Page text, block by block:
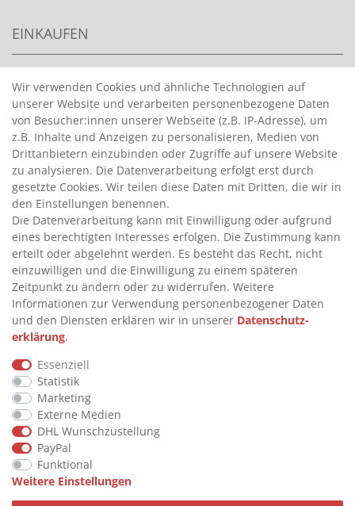
EINKAUFEN
HANDPUMPEN FÜR BENZIN
>
HANDPUMPEN FÜR ÖLE
>
TANKANLAGEN
>
ADBLUE® BETANKUNG
INFORMATIONEN
>
FAQ
>
VERTRAG WIDERRUFEN
>
WIDERRUFSRECHT
>
WIDERRUFSFORMULAR
IMPRESSUM
>
DATENSCHUTZERKLÄRUNG
>
AGB
>
KONTAKT
© Copyright 2026 by STU Tanktechnik
Alle Rechte vorbehalten.
Wir verwenden Cookies und ähnliche Technologien auf
unserer Website und verarbeiten personenbezogene Daten
von Besucher:innen unserer Webseite (z.B. IP-Adresse), um
z.B. Inhalte und Anzeigen zu personalisieren, Medien von
Drittanbietern einzubinden oder Zugriffe auf unsere Website
zu analysieren. Die Datenverarbeitung erfolgt erst durch
gesetzte Cookies. Wir teilen diese Daten mit Dritten, die wir in
den Einstellungen benennen.
Die Datenverarbeitung kann mit Einwilligung oder aufgrund
eines berechtigten Interesses erfolgen. Die Zustimmung kann
erteilt oder abgelehnt werden. Es besteht das Recht, nicht
einzuwilligen und die Einwilligung zu einem späteren
Zeitpunkt zu ändern oder zu widerrufen. Weitere
Informationen zur Verwendung personenbezogener Daten
und den Diensten erklären wir in unserer Daten­schutz­
erklärung.
Essenziell
Statistik
Marketing
Externe Medien
DHL Wunschzustellung
PayPal
Funktional
Weitere Einstellungen